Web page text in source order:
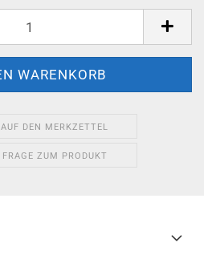
AUF DEN MERKZETTEL
FRAGE ZUM PRODUKT